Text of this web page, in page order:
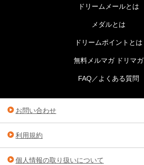
ドリームメールとは
メダルとは
ドリームポイントとは
無料メルマガ ドリマガ
FAQ／よくある質問
お問い合わせ
利用規約
個人情報の取り扱いについて